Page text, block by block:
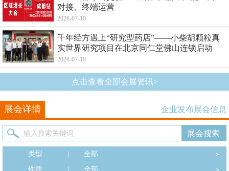
对接、终端运营
2026-07-10
千年经方遇上“研究型药店”——小柴胡颗粒真
实世界研究项目在北京同仁堂佛山连锁启动
2026-07-10
点击查看全部会展资讯>
展会详情 企业发布展会信息
类型
全部
性质
全部